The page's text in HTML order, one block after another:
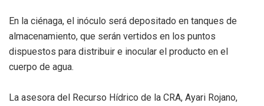
En la ciénaga, el inóculo será depositado en tanques de
almacenamiento, que serán vertidos en los puntos
dispuestos para distribuir e inocular el producto en el
cuerpo de agua.
La asesora del Recurso Hídrico de la CRA, Ayari Rojano,